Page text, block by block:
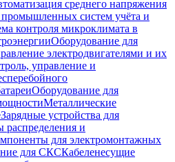
среднего напряжения
систем учёта и
контроля микроклимата в
Оборудование для
электродвигателями и их
управление и
Оборудование для
Металлические
Зарядные устройства для
распределения и
для электромонтажных
для СКСКабеленесущие